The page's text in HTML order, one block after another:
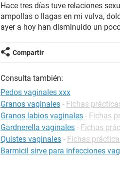
Hace tres días tuve relaciones
ampollas o llagas en mi vulva,
ayer a hoy han disminuido un
Compartir
Consulta también:
Pedos vaginales xxx
Granos vaginales - Fichas
Granos labios vaginales - Fichas
Gardnerella vaginales - Fichas
Quistes vaginales - Fichas
Barmicil sirve para infecciones